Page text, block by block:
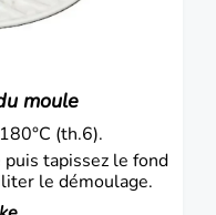
moule
(th.6).
puis tapissez le fond
le démoulage.